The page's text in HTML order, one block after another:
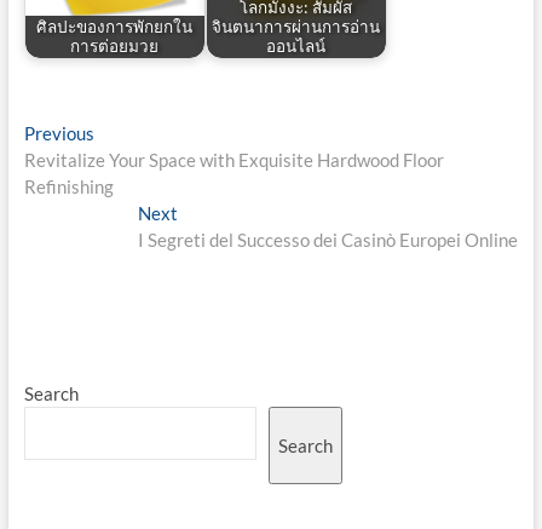
ศิลปะของการพักยกใน
การต่อยมวย
โลกมังงะ: สัมผัส
จินตนาการผ่านการอ่าน
ออนไลน์
Post
navigation
PreviousPrevious
post:
Revitalize Your Space with Exquisite Hardwood Floor
Refinishing
Next
post:
I Segreti del Successo dei Casinò Europei Online
Search
Search